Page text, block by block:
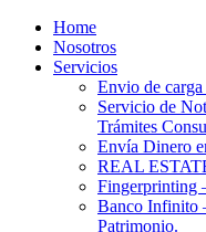
Home
Nosotros
Servicios
Envio de
Servicio de
Trámites
Envía Dinero
REAL
Fingerprinting
Banco Infinito
Patrimonio.